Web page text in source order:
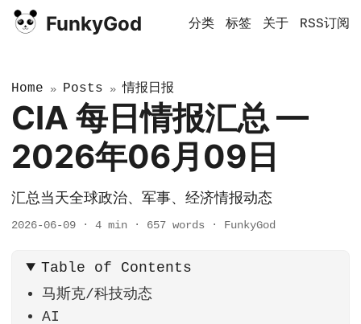
FunkyGod 分类 标签 关于 RSS订阅
Home » Posts »情报日报
CIA 每日情报汇总 —
2026年06月09日
汇总当天全球政治、军事、经济情报动态
2026-06-09 · 4 min · 657 words · FunkyGod
Table of Contents
马斯克/科技动态
AI